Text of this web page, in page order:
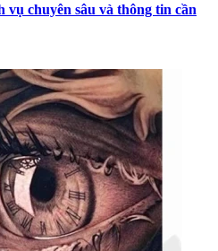
vụ chuyên sâu và thông tin cần